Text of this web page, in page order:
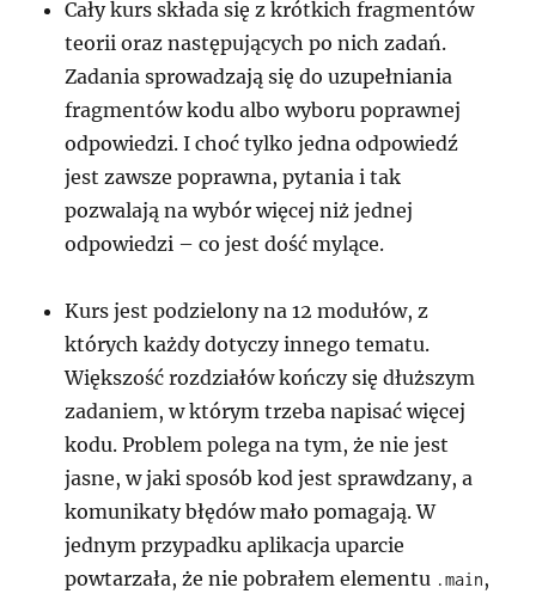
Cały kurs składa się z krótkich fragmentów
teorii oraz następujących po nich zadań.
Zadania sprowadzają się do uzupełniania
fragmentów kodu albo wyboru poprawnej
odpowiedzi. I choć tylko jedna odpowiedź
jest zawsze poprawna, pytania i tak
pozwalają na wybór więcej niż jednej
odpowiedzi – co jest dość mylące.
Kurs jest podzielony na 12 modułów, z
których każdy dotyczy innego tematu.
Większość rozdziałów kończy się dłuższym
zadaniem, w którym trzeba napisać więcej
kodu. Problem polega na tym, że nie jest
jasne, w jaki sposób kod jest sprawdzany, a
komunikaty błędów mało pomagają. W
jednym przypadku aplikacja uparcie
powtarzała, że nie pobrałem elementu .main,